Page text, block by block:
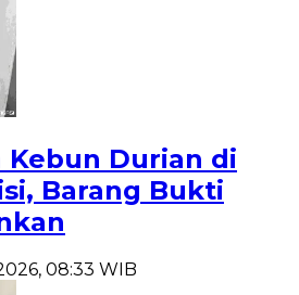
Kebun Durian di
Barang Bukti
08:33 WIB